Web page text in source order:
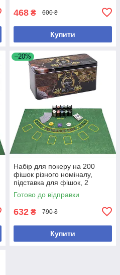
468 ₴ 600 ₴
Купити
–20%
Набір для покеру на 200
фішок різного номіналу,
підставка для фішок, 2
колоди карт, тканинне поле
Готово до відправки
632 ₴ 790 ₴
Купити